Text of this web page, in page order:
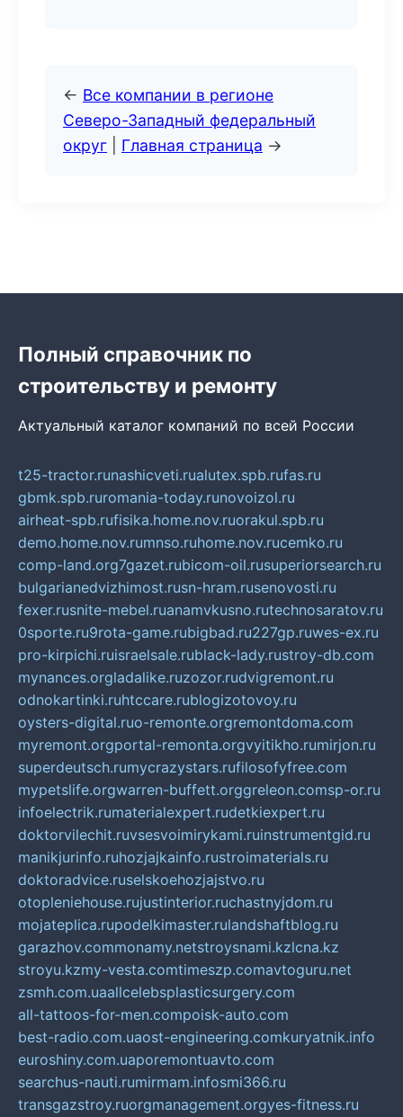
← Все компании в регионе
Северо-Западный федеральный
округ
Главная страница →
Полный справочник по
строительству и ремонту
Актуальный каталог компаний по всей России
t25-tractor.runashicveti.rualutex.spb.rufas.ru
gbmk.spb.ruromania-today.runovoizol.ru
airheat-spb.rufisika.home.nov.ruorakul.spb.ru
demo.home.nov.rumnso.ruhome.nov.rucemko.ru
comp-land.org7gazet.rubicom-oil.rusuperiorsearch.ru
bulgarianedvizhimost.rusn-hram.rusenovosti.ru
fexer.rusnite-mebel.ruanamvkusno.rutechnosaratov.ru
0sporte.ru9rota-game.rubigbad.ru227gp.ruwes-ex.ru
pro-kirpichi.ruisraelsale.rublack-lady.rustroy-db.com
mynances.orgladalike.ruzozor.rudvigremont.ru
odnokartinki.ruhtccare.rublogizotovoy.ru
oysters-digital.ruo-remonte.orgremontdoma.com
myremont.orgportal-remonta.orgvyitikho.rumirjon.ru
superdeutsch.rumycrazystars.rufilosofyfree.com
mypetslife.orgwarren-buffett.orggreleon.comsp-or.ru
infoelectrik.rumaterialexpert.rudetkiexpert.ru
doktorvilechit.ruvsesvoimirykami.ruinstrumentgid.ru
manikjurinfo.ruhozjajkainfo.rustroimaterials.ru
doktoradvice.ruselskoehozjajstvo.ru
otopleniehouse.rujustinterior.ruchastnyjdom.ru
mojateplica.rupodelkimaster.rulandshaftblog.ru
garazhov.commonamy.netstroysnami.kzlcna.kz
stroyu.kzmy-vesta.comtimeszp.comavtoguru.net
zsmh.com.uaallcelebsplasticsurgery.com
all-tattoos-for-men.compoisk-auto.com
best-radio.com.uaost-engineering.comkuryatnik.info
euroshiny.com.uaporemontuavto.com
searchus-nauti.rumirmam.infosmi366.ru
transgazstroy.ruorgmanagement.orgyes-fitness.ru